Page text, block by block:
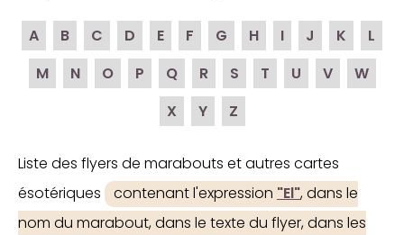
A B C D E F G H I J K
L
M
N O P Q R S T U V
W
X
Y Z
Liste des flyers de marabouts et autres cartes
ésotériques
contenant l'expression "El", dans le
nom du marabout, dans le texte du flyer, dans les